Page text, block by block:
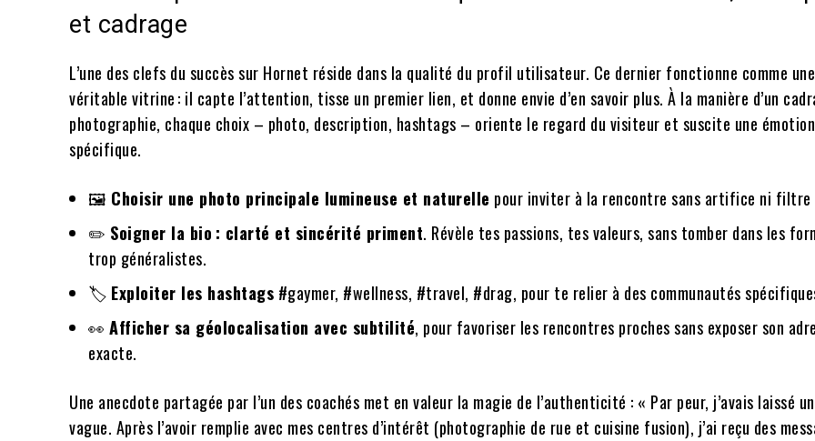
et cadrage
L’une des clefs du succès sur Hornet réside dans la qualité du profil utilisateur. Ce dernier fonctionne comme une
véritable vitrine : il capte l’attention, tisse un premier lien, et donne envie d’en savoir plus. À la manière d’un
photographie, chaque choix – photo, description, hashtags – oriente le regard du visiteur et suscite une émotion
spécifique.
🖼️ Choisir une photo principale lumineuse et naturelle pour inviter à la rencontre sans artifice ni filtre
✏️ Soigner la bio : clarté et sincérité priment. Révèle tes passions, tes valeurs, sans tomber dans les
trop généralistes.
🏷️ Exploiter les hashtags #gaymer, #wellness, #travel, #drag, pour te relier à des communautés
👀 Afficher sa géolocalisation avec subtilité, pour favoriser les rencontres proches sans exposer son
exacte.
Une anecdote partagée par l’un des coachés met en valeur la magie de l’authenticité : « Par peur, j’avais laissé
vague. Après l’avoir remplie avec mes centres d’intérêt (photographie de rue et cuisine fusion), j’ai reçu des